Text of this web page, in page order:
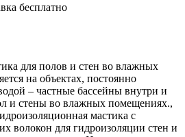
бесплатно
для полов и стен во влажных
на объектах, постоянно
– частные бассейны внутри и
и стены во влажных помещениях.,
мастика с
волокон для гидроизоляции стен и